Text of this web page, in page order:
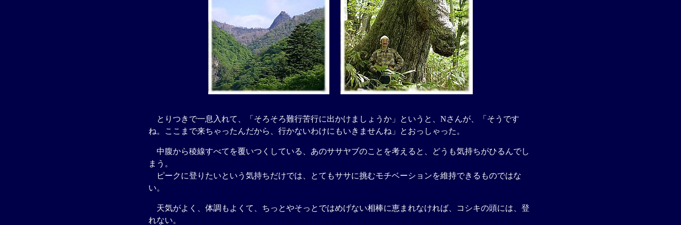
とりつきで一息入れて、「そろそろ難行苦行に出かけましょうか」というと、Nさんが、「そうです
ね。ここまで来ちゃったんだから、行かないわけにもいきませんね」とおっしゃった。
中腹から稜線すべてを覆いつくしている、あのササヤブのことを考えると、どうも気持ちがひるんでし
まう。
ピークに登りたいという気持ちだけでは、とてもササに挑むモチベーションを維持できるものではな
い。
天気がよく、体調もよくて、ちっとやそっとではめげない相棒に恵まれなければ、コシキの頭には、登
れない。